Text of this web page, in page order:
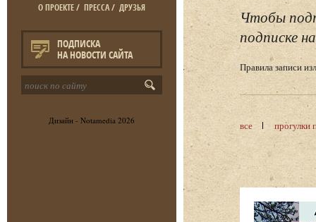
О ПРОЕКТЕ/ ПРЕССА/ ДРУЗЬЯ
ПОДПИСКА
НА НОВОСТИ САЙТА
Дизайн - Notamedia 2026
Чтобы
подписке
Правила записи
все прогулки